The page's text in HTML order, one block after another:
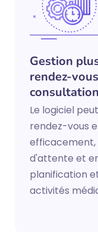
Gestion
rendez-
Le logiciel
rendez-vous
efficacement,
d'attente et
planification
activités